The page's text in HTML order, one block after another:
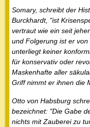
Somary, schreibt der
Burckhardt, "ist
vertraut wie ein seit
und Folgerung ist er
unterliegt keiner
für konservativ oder
Maskenhafte aller
Griff nimmt er ihnen die
Otto von Habsburg
bezeichnet: "Die Gabe
nichts mit Zauberei zu